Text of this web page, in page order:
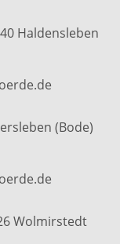
Haldensleben
(Bode)
Wolmirstedt